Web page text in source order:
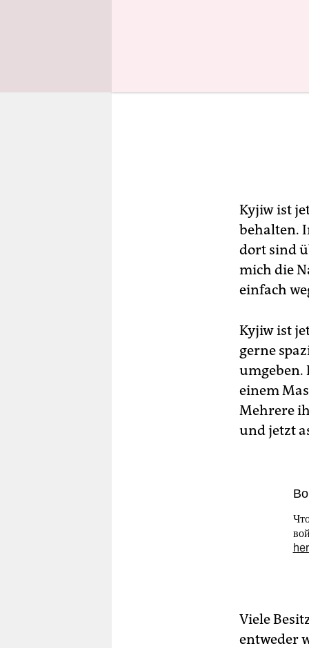
Kyjiw ist
behalten.
dort sind
mich die
einfach
Kyjiw ist
gerne
umgeben.
einem
Mehrere
und jetzt
Viele
entweder